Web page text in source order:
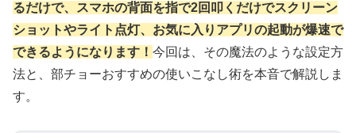
るだけで、スマホの背面を指で2回叩くだけでスクリーン
ショットやライト点灯、お気に入りアプリの起動が爆速で
できるようになります！ 今回は、その魔法のような設定方
法と、部チョーおすすめの使いこなし術を本音で解説しま
す。